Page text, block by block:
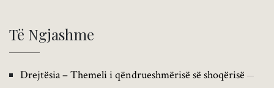
Të Ngjashme
Drejtësia – Themeli i qëndrueshmërisë së shoqërisë